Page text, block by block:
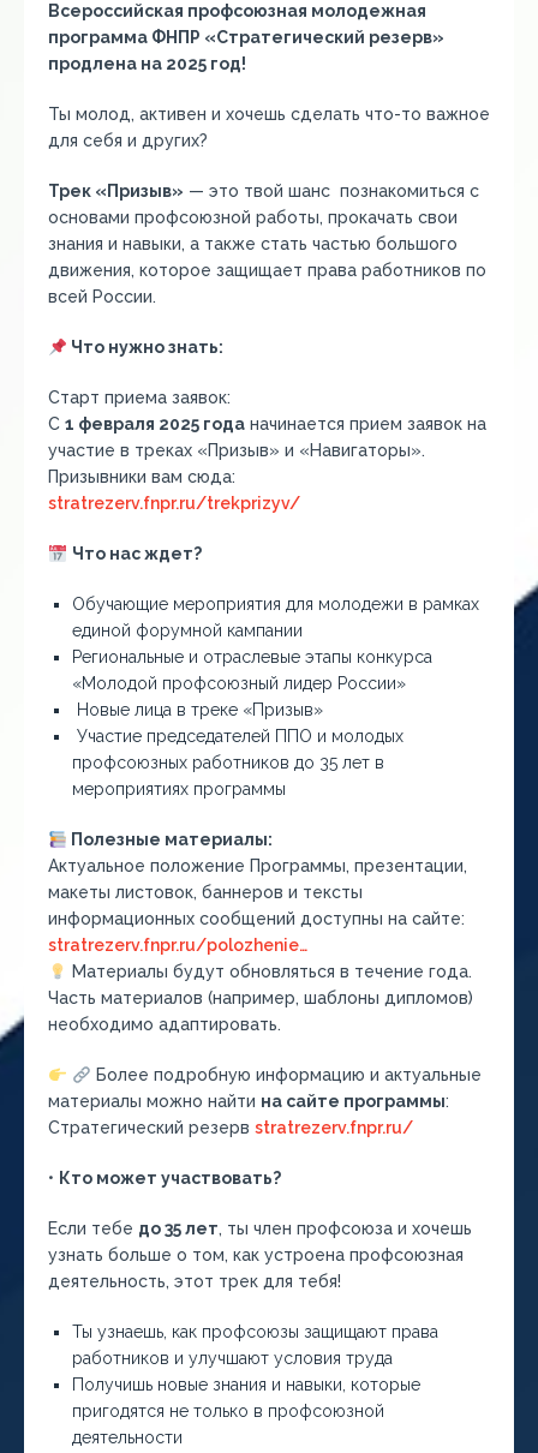
Всероссийская профсоюзная молодежная
программа ФНПР «Стратегический резерв»
продлена на 2025 год!
Ты молод, активен и хочешь сделать что-то важное
для себя и других?
Трек «Призыв» — это твой шанс познакомиться с
основами профсоюзной работы, прокачать свои
знания и навыки, а также стать частью большого
движения, которое защищает права работников по
всей России.
Что нужно знать:
Старт приема заявок:
С 1 февраля 2025 года начинается прием заявок на
участие в треках «Призыв» и «Навигаторы».
Призывники вам сюда:
stratrezerv.fnpr.ru/trekprizyv/
Что нас ждет?
Обучающие мероприятия для молодежи в рамках
единой форумной кампании
Региональные и отраслевые этапы конкурса
«Молодой профсоюзный лидер России»
Новые лица в треке «Призыв»
Участие председателей ППО и молодых
профсоюзных работников до 35 лет в
мероприятиях программы
Полезные материалы:
Актуальное положение Программы, презентации,
макеты листовок, баннеров и тексты
информационных сообщений доступны на сайте:
stratrezerv.fnpr.ru/polozhenie…
Материалы будут обновляться в течение года.
Часть материалов (например, шаблоны дипломов)
необходимо адаптировать.
Более подробную информацию и актуальные
материалы можно найти на сайте программы:
Стратегический резерв stratrezerv.fnpr.ru/
• Кто может участвовать?
Если тебе до 35 лет, ты член профсоюза и хочешь
узнать больше о том, как устроена профсоюзная
деятельность, этот трек для тебя!
Ты узнаешь, как профсоюзы защищают права
работников и улучшают условия труда
Получишь новые знания и навыки, которые
пригодятся не только в профсоюзной
деятельности